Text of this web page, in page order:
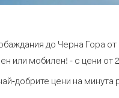
до Черна Гора от
или мобилен! - с цени от
добрите цени на